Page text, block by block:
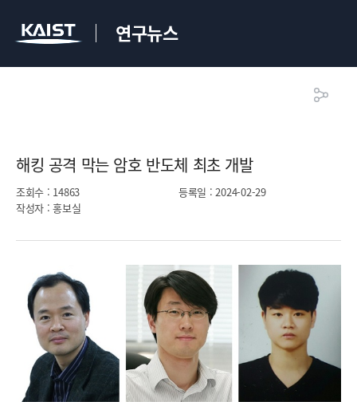
연구뉴스
해킹 공격 막는 암호 반도체 최초 개발​
조회수 : 14863 등록일 : 2024-02-29
작성자 : 홍보실